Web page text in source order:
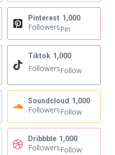
Pinterest 1,000
FollowersPin
Tiktok 1,000
FollowersFollow
Soundcloud 1,000
FollowersFollow
Dribbble 1,000
FollowersFollow